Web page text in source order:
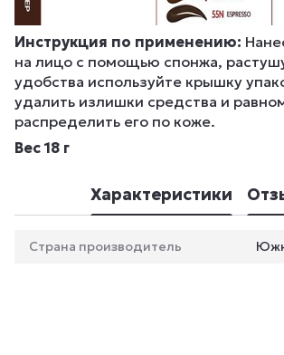
Инструкция по применению:
на лицо с помощью спонжа,
удобства используйте крышку
удалить излишки средства и
распределить его по коже.
Вес 18 г
Характеристики
Страна производитель